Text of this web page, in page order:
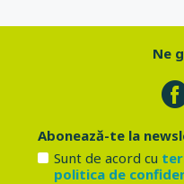
Ne
Abonează-te la
Sunt de acord cu
politica de